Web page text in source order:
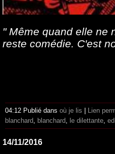
" Même quand elle ne
reste comédie. C'est
04:12 Publié dans où je lis
Lien
blanchard, blanchard, le dilettante,
14/11/2016